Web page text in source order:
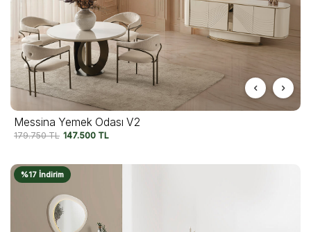
Messina Yemek Odası V2
179.750TL 147.500 TL
%17 İndirim